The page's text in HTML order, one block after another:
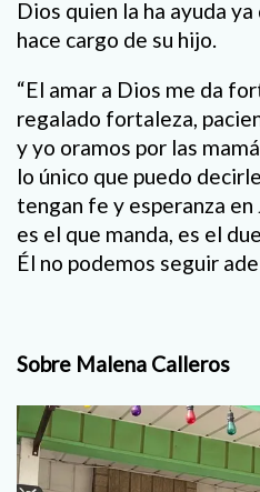
Dios quien la ha ayuda
hace cargo de su hijo.
“El amar a Dios me da
regalado fortaleza,
y yo oramos por las
lo único que puedo
tengan fe y esperanza
es el que manda, es el
Él no podemos seguir
Sobre Malena Calleros